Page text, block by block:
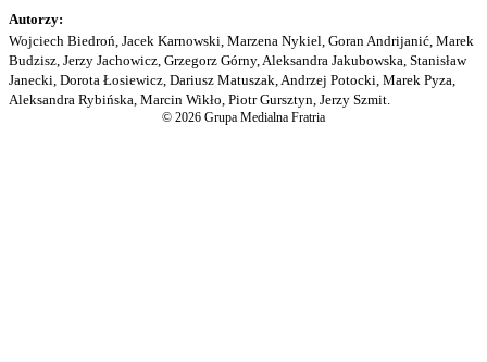
Autorzy:
Wojciech Biedroń, Jacek Karnowski, Marzena Nykiel, Goran Andrijanić, Marek
Budzisz, Jerzy Jachowicz, Grzegorz Górny, Aleksandra Jakubowska, Stanisław
Janecki, Dorota Łosiewicz, Dariusz Matuszak, Andrzej Potocki, Marek Pyza,
Aleksandra Rybińska, Marcin Wikło, Piotr Gursztyn, Jerzy Szmit.
© 2026 Grupa Medialna Fratria